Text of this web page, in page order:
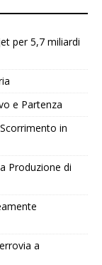
per 5,7 miliardi
e Partenza
in
Produzione di
a